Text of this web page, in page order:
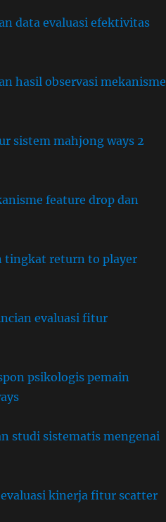
data evaluasi efektivitas
hasil observasi mekanisme
sistem mahjong ways 2
feature drop dan
tingkat return to player
evaluasi fitur
psikologis pemain
studi sistematis mengenai
kinerja fitur scatter